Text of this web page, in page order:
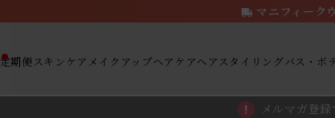
メルマガ登
マニフィーク
定期便 スキンケア メイクアップヘアケアヘアスタイリングバス・ボ